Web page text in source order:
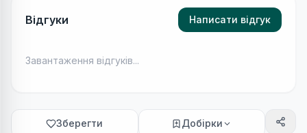
Відгуки Написати відгук
Завантаження відгуків...
Зберегти Добірки